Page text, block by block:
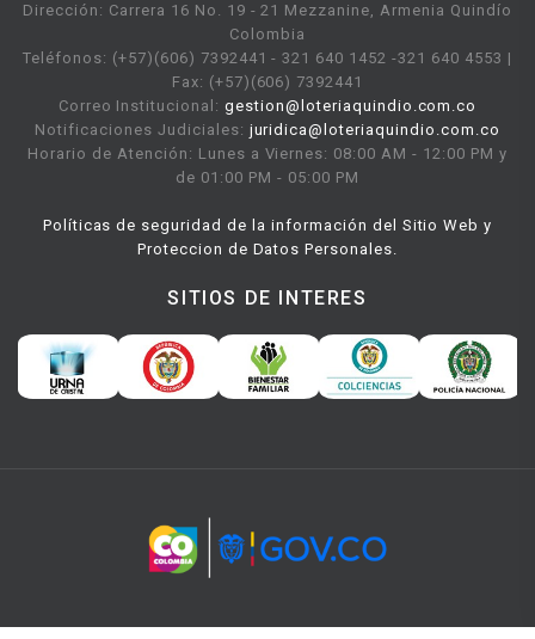
Dirección: Carrera 16 No. 19 - 21 Mezzanine, Armenia Quindío
Colombia
Teléfonos: (+57)(606) 7392441 - 321 640 1452 -321 640 4553 |
Fax: (+57)(606) 7392441
Correo Institucional:gestion@loteriaquindio.com.co
Notificaciones Judiciales: juridica@loteriaquindio.com.co
Horario de Atención: Lunes a Viernes: 08:00 AM - 12:00 PM y
de 01:00 PM - 05:00 PM
Políticas de seguridad de la información del Sitio Web y
Proteccion de Datos Personales.
SITIOS DE INTERES